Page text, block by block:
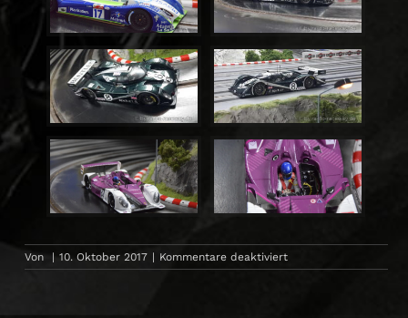
Von | 10. Oktober 2017 | Kommentare deaktiviertfür
LMP